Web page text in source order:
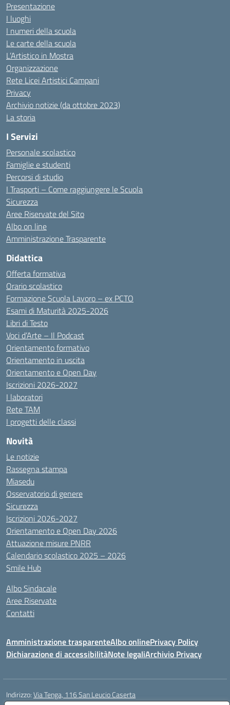
Presentazione
I luoghi
I numeri della scuola
Le carte della scuola
L’Artistico in Mostra
Organizzazione
Rete Licei Artistici Campani
Privacy
Archivio notizie (da ottobre 2023)
La storia
I Servizi
Personale scolastico
Famiglie e studenti
Percorsi di studio
I Trasporti – Come raggiungere le Scuola
Sicurezza
Aree Riservate del Sito
Albo on line
Amministrazione Trasparente
Didattica
Offerta formativa
Orario scolastico
Formazione Scuola Lavoro – ex PCTO
Esami di Maturità 2025-2026
Libri di Testo
Voci d’Arte – Il Podcast
Orientamento formativo
Orientamento in uscita
Orientamento e Open Day
Iscrizioni 2026-2027
I laboratori
Rete TAM
I progetti delle classi
Novità
Le notizie
Rassegna stampa
Miasedu
Osservatorio di genere
Sicurezza
Iscrizioni 2026-2027
Orientamento e Open Day 2026
Attuazione misure PNRR
Calendario scolastico 2025 – 2026
Smile Hub
Albo Sindacale
Aree Riservate
Contatti
Amministrazione trasparenteAlbo onlinePrivacy Policy
Dichiarazione di accessibilitàNote legaliArchivio Privacy
Indirizzo:Via Tenga, 116 San Leucio Caserta